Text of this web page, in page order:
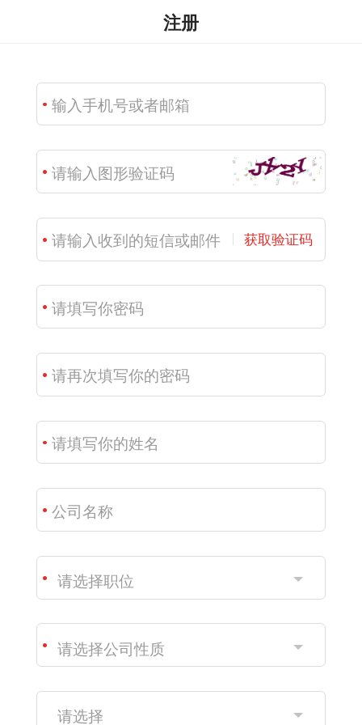
注册
获取验证码